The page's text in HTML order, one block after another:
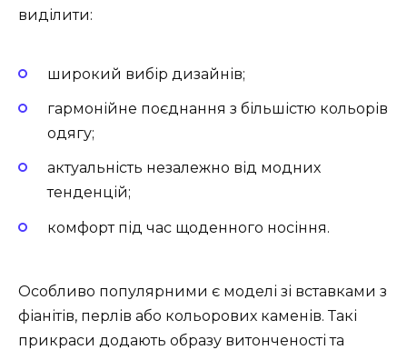
виділити:
широкий вибір дизайнів;
гармонійне поєднання з більшістю кольорів
одягу;
актуальність незалежно від модних
тенденцій;
комфорт під час щоденного носіння.
Особливо популярними є моделі зі вставками з
фіанітів, перлів або кольорових каменів. Такі
прикраси додають образу витонченості та